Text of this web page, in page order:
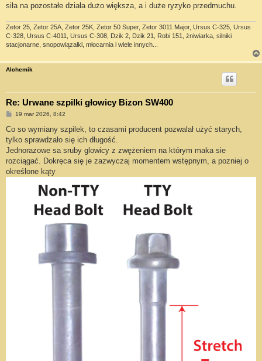
siła na pozostałe działa dużo większa, a i duże ryzyko przedmuchu.
Zetor 25, Zetor 25A, Zetor 25K, Zetor 50 Super, Zetor 3011 Major, Ursus C-325, Ursus
C-328, Ursus C-4011, Ursus C-308, Dzik 2, Dzik 21, Robi 151, żniwiarka, silniki
stacjonarne, snopowiązałki, młocarnia i wiele innych...
Alchemik
Re: Urwane szpilki głowicy Bizon SW400
P
s
19 mar 2026, 8:42
Co so wymiany szpilek, to czasami producent pozwalał użyć starych,
tylko sprawdzało się ich długość.
Jednorazowe sa sruby glowicy z zwężeniem na którym maka sie
rozciągać. Dokręca się je zazwyczaj momentem wstępnym, a pozniej o
określone kąty